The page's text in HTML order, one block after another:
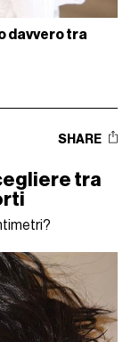
davvero tra
SHARE
tra